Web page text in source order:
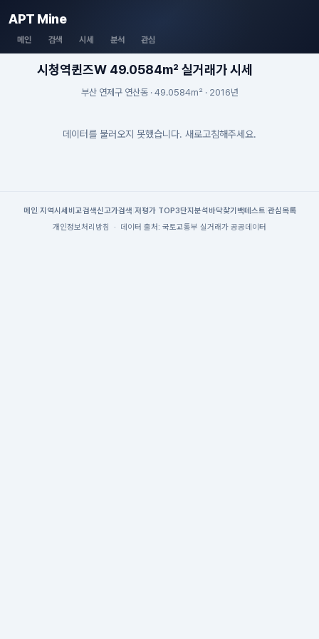
APT Mine
메인 검색 시세 분석 관심
시청역퀸즈W 49.0584m² 실거래가 시세
부산 연제구 연산동 · 49.0584m² · 2016년
데이터를 불러오지 못했습니다. 새로고침해주세요.
메인| 지역시세 비교검색신고가검색 저평가 TOP3단지분석 바닥찾기 백테스트 관심목록
개인정보처리방침
· 데이터 출처: 국토교통부 실거래가 공공데이터